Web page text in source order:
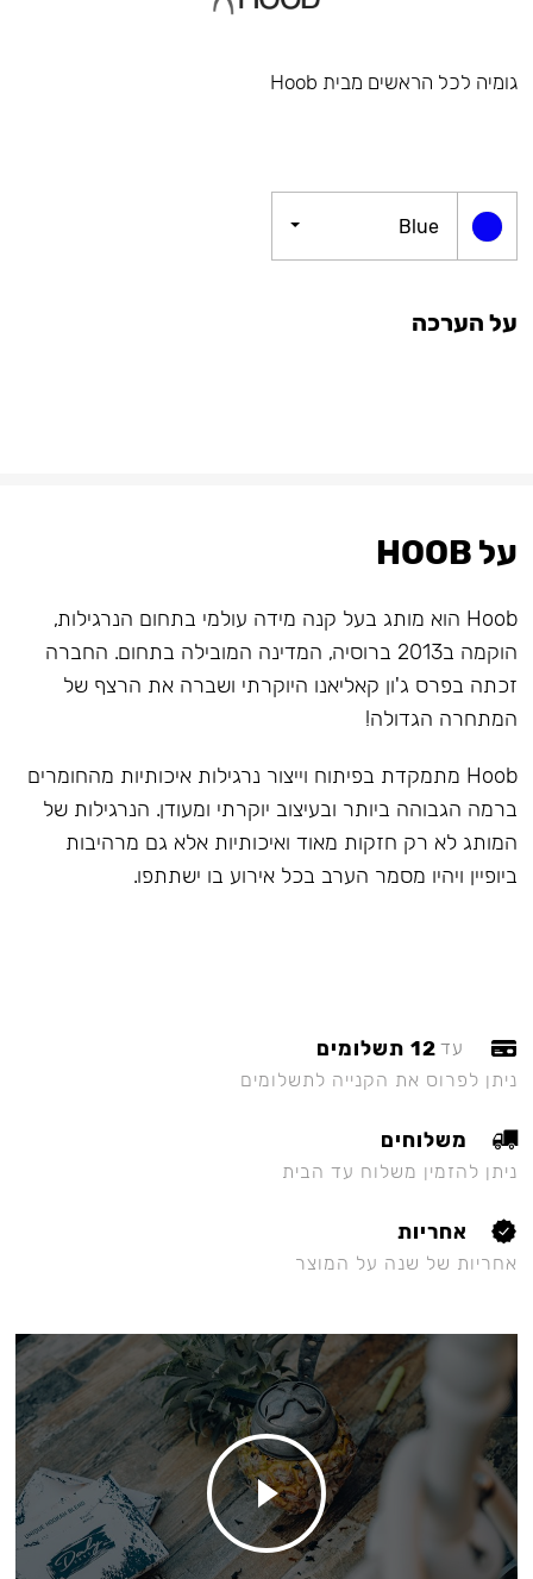
גומיה לכל הראשים מבית Hoob
Blue
על הערכה
על HOOB
Hoob הוא מותג בעל קנה מידה עולמי בתחום הנרגילות,
הוקמה ב2013 ברוסיה, המדינה המובילה בתחום. החברה
זכתה בפרס ג'ון קאליאנו היוקרתי ושברה את הרצף של
המתחרה הגדולה!
Hoob מתמקדת בפיתוח וייצור נרגילות איכותיות מהחומרים
ברמה הגבוהה ביותר ובעיצוב יוקרתי ומעודן. הנרגילות של
המותג לא רק חזקות מאוד ואיכותיות אלא גם מרהיבות
ביופיין ויהיו מסמר הערב בכל אירוע בו ישתתפו.
עד 12 תשלומים
ניתן לפרוס את הקנייה לתשלומים
משלוחים
ניתן להזמין משלוח עד הבית
אחריות
אחריות של שנה על המוצר